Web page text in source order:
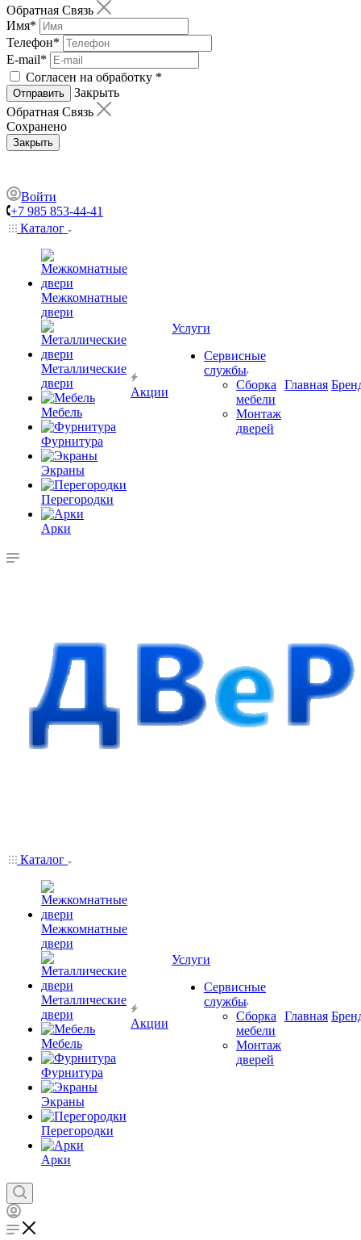
Обратная Связь
Имя*
Телефон*
E-mail*
Согласен на обработку *
Отправить
Закрыть
Обратная Связь
Сохранено
Закрыть
Войти
+7 985 853-44-41
Каталог
Межкомнатные
двери
Металлические
двери
Мебель
Фурнитура
Экраны
Перегородки
Арки
Акции
Услуги
Сервисные
службы
Сборка
мебели
Монтаж
дверей
Главная
Каталог
Межкомнатные
двери
Металлические
двери
Мебель
Фурнитура
Экраны
Перегородки
Арки
Акции
Услуги
Сервисные
службы
Сборка
мебели
Монтаж
дверей
Главная